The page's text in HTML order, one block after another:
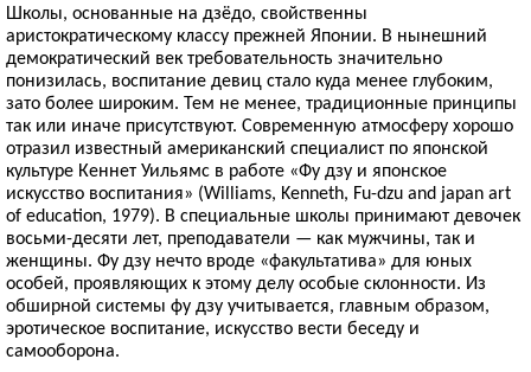
Школы, основанные на дзёдо, свойственны
аристократическому классу прежней Японии. В нынешний
демократический век требовательность значительно
понизилась, воспитание девиц стало куда менее глубоким,
зато более широким. Тем не менее, традиционные принципы
так или иначе присутствуют. Современную атмосферу хорошо
отразил известный американский специалист по японской
культуре Кеннет Уильямс в работе «Фу дзу и японское
искусство воспитания» (Williams, Kenneth, Fu-dzu and japan art
of education, 1979). В специальные школы принимают девочек
восьми-десяти лет, преподаватели — как мужчины, так и
женщины. Фу дзу нечто вроде «факультатива» для юных
особей, проявляющих к этому делу особые склонности. Из
обширной системы фу дзу учитывается, главным образом,
эротическое воспитание, искусство вести беседу и
самооборона.